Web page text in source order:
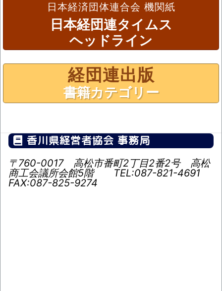
日本経済団体連合会 機関紙
日本経団連タイムス
ヘッドライン
経団連出版
書籍カテゴリー
香川県経営者協会 事務局
〒760-0017 高松市番町2丁目2番2号 高松
商工会議所会館5階 TEL:087-821-4691
FAX:087-825-9274